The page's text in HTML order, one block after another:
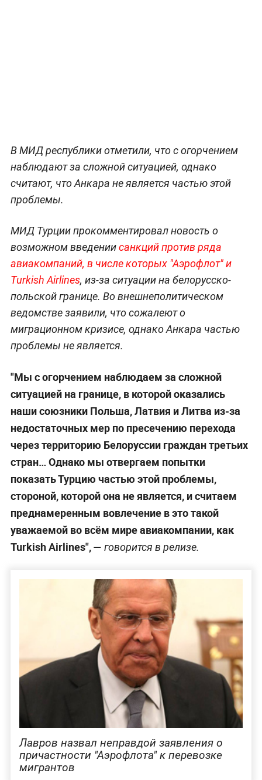
В МИД республики отметили, что с огорчением
наблюдают за сложной ситуацией, однако
считают, что Анкара не является частью этой
проблемы.
МИД Турции прокомментировал новость о
возможном введениисанкций против ряда
авиакомпаний, в числе которых "Аэрофлот" и
Turkish Airlines, из-за ситуации на белорусско-
польской границе. Во внешнеполитическом
ведомстве заявили, что сожалеют о
миграционном кризисе, однако Анкара частью
проблемы не является.
"Мы с огорчением наблюдаем за сложной
ситуацией на границе, в которой оказались
наши союзники Польша, Латвия и Литва из-за
недостаточных мер по пресечению перехода
через территорию Белоруссии граждан третьих
стран… Однако мы отвергаем попытки
показать Турцию частью этой проблемы,
стороной, которой она не является, и считаем
преднамеренным вовлечение в это такой
уважаемой во всём мире авиакомпании, как
Turkish Airlines", — говорится в релизе.
Лавров назвал неправдой заявления о
причастности "Аэрофлота" к перевозке
мигрантов